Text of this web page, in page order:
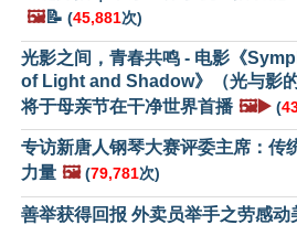
🖼️📝 (45,881次)
光影之间，青春共鸣 - 电影《
of Light and Shadow》（光与影的
将于母亲节在干净世界首播 🖼️▶️ (
专访新唐人钢琴大赛评委主席：传
力量 🖼️ (79,781次)
善举获得回报 外卖员举手之劳感动